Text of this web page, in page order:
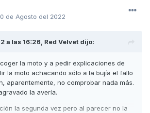
de Agosto del 2022
a las 16:26, Red Velvet dijo:
la moto y a pedir explicaciones de
la moto achacando sólo a la bujía el fallo
aparentemente, no comprobar nada más.
la avería.
la segunda vez pero al parecer no la